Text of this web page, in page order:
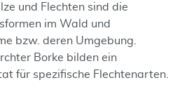
und Flechten sind die
im Wald und
bzw. deren Umgebung.
Borke bilden ein
für spezifische Flechtenarten.